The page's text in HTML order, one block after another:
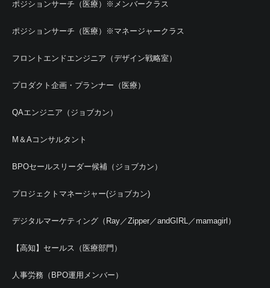
ポジションサーチ（医療）※メンバークラス
ポジションサーチ（医療）※マネージャークラス
フロントエンドエンジニア（デザイン戦略室）
プロダクト企画・プランナー（医療）
QAエンジニア（ジョブカン）
M＆Aコンサルタント
BPOセールスリーダー候補（ジョブカン）
プロジェクトマネージャー(ジョブカン)
デジタルマーケティング（Ray／Zipper／andGIRL／mamagirl）
【高知】セールス（医療部門）
人事労務（BPO運用メンバー）